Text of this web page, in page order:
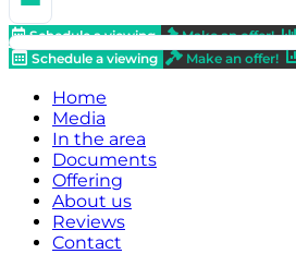
Schedule a viewing Make an offer!
Schedule a viewing
Make an offer!
Home
Media
In the area
Documents
Offering
About us
Reviews
Contact